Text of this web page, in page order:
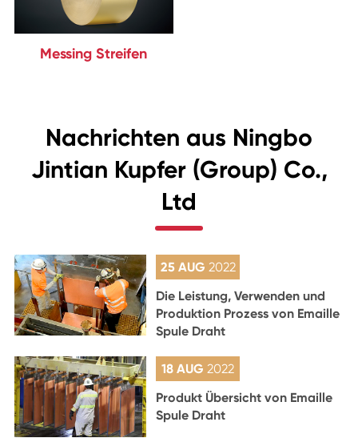
Messing Streifen
Nachrichten aus Ningbo
Jintian Kupfer (Group) Co.,
Ltd
25 AUG 2022
Die Leistung, Verwenden und
Produktion Prozess von Emaille
Spule Draht
18 AUG2022
Produkt Übersicht von Emaille
Spule Draht